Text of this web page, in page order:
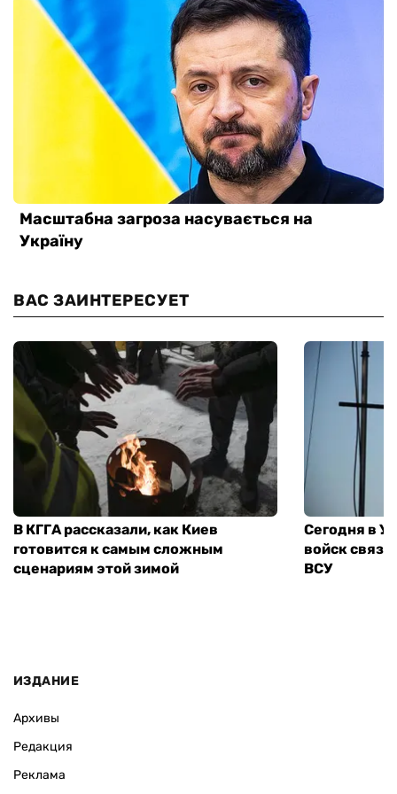
ВАС ЗАИНТЕРЕСУЕТ
В КГГА рассказали, как Киев
готовится к самым сложным
сценариям этой зимой
Сегодня в
войск
ВСУ
ИЗДАНИЕ
Архивы
Редакция
Реклама